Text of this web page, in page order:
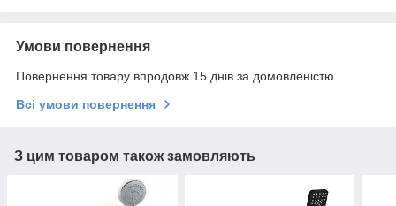
Умови повернення
Повернення товару впродовж 15 днів за домовленістю
Всі умови повернення
З цим товаром також замовляють